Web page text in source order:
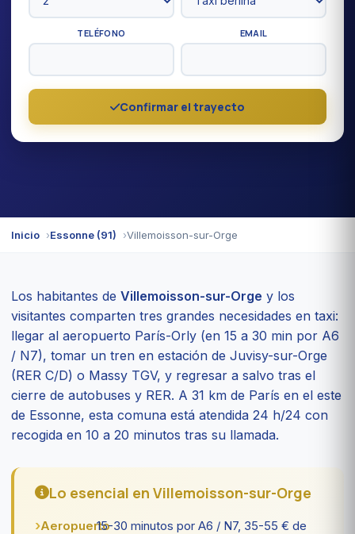
TELÉFONO EMAIL
Confirmar el trayecto
Inicio Essonne (91) Villemoisson-sur-Orge
Los habitantes de Villemoisson-sur-Orge y los
visitantes comparten tres grandes necesidades en taxi:
llegar al aeropuerto París-Orly (en 15 a 30 min por A6
/ N7), tomar un tren en estación de Juvisy-sur-Orge
(RER C/D) o Massy TGV, y regresar a salvo tras el
cierre de autobuses y RER. A 31 km de París en el este
de Essonne, esta comuna está atendida 24 h/24 con
recogida en 10 a 20 minutos tras su llamada.
Lo esencial en Villemoisson-sur-Orge
Aeropuerto15-30 minutos por A6 / N7, 35-55 € de